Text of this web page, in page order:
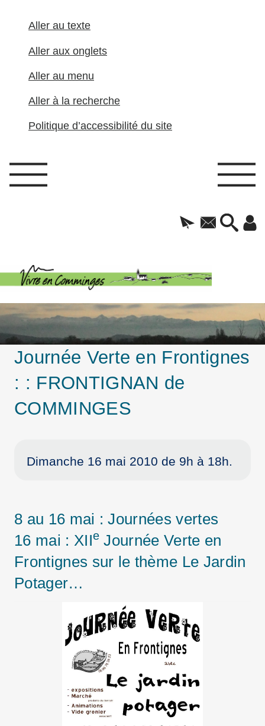
Aller au texte
Aller aux onglets
Aller au menu
Aller à la recherche
Politique d’accessibilité du site
Journée Verte en Frontignes
: : FRONTIGNAN de
COMMINGES
Dimanche 16 mai 2010 de 9h à 18h.
8 au 16 mai : Journées vertes
16 mai : XIIe Journée Verte en
Frontignes sur le thème Le Jardin
Potager…